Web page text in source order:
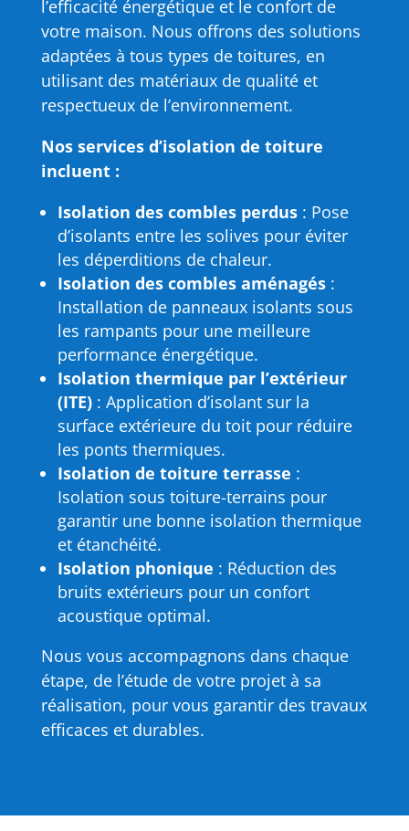
l’efficacité énergétique et le confort de
votre maison. Nous offrons des solutions
adaptées à tous types de toitures, en
utilisant des matériaux de qualité et
respectueux de l’environnement.
Nos services d’isolation de toiture
incluent :
Isolation des combles perdus: Pose
d’isolants entre les solives pour éviter
les déperditions de chaleur.
Isolation des combles aménagés:
Installation de panneaux isolants sous
les rampants pour une meilleure
performance énergétique.
Isolation thermique par l’extérieur
(ITE): Application d’isolant sur la
surface extérieure du toit pour réduire
les ponts thermiques.
Isolation de toiture terrasse :
Isolation sous toiture-terrains pour
garantir une bonne isolation thermique
et étanchéité.
Isolation phonique : Réduction des
bruits extérieurs pour un confort
acoustique optimal.
Nous vous accompagnons dans chaque
étape, de l’étude de votre projet à sa
réalisation, pour vous garantir des travaux
efficaces et durables.